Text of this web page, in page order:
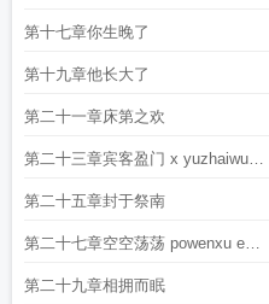
第十七章你生晚了
第十九章他长大了
第二十一章床第之欢
第二十三章宾客盈门 x yuzhaiwu x
yz
第二十五章封于祭南
第二十七章空空荡荡 powenxu e1
6c o
第二十九章相拥而眠